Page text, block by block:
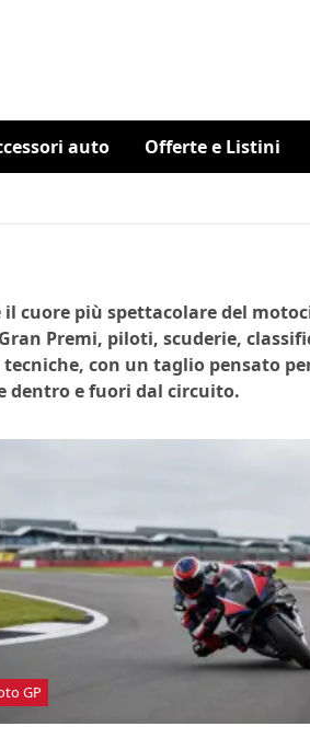
auto Offerte e Listini
cuore più spettacolare del
Premi, piloti, scuderie,
con un taglio pensato
dentro e fuori dal circuito.
GP